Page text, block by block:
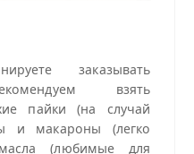
заказывать
взять
пайки (на случай
и макароны (легко
(любимые для